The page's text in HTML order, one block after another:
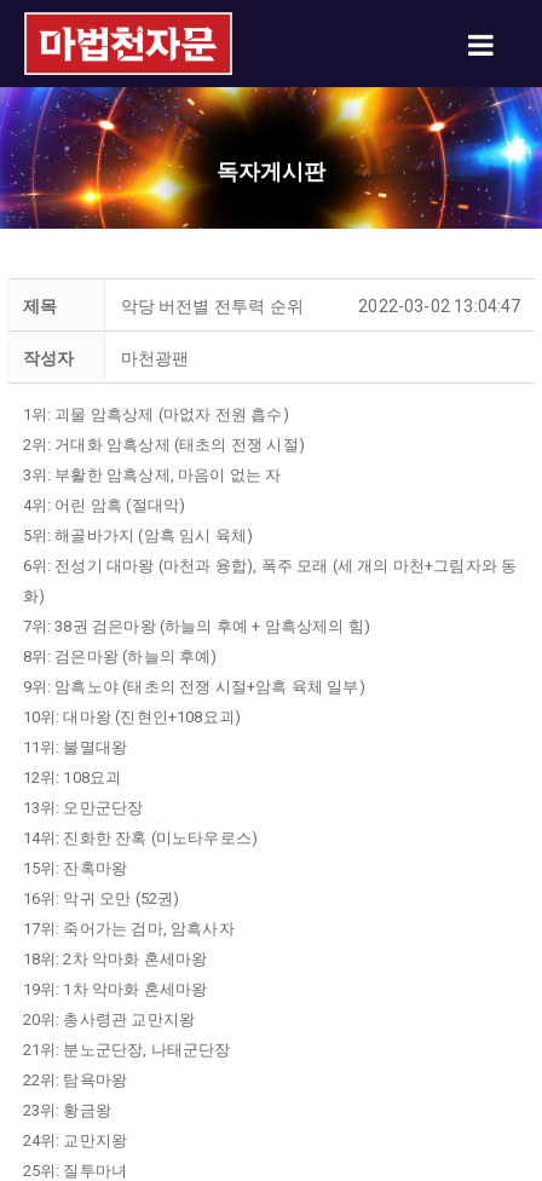
독자게시판
제목 악당 버전별 전투력 순위 2022-03-02 13:04:47
작성자 마천광팬
1위: 괴물 암흑상제 (마없자 전원 흡수)
2위: 거대화 암흑상제 (태초의 전쟁 시절)
3위: 부활한 암흑상제, 마음이 없는 자
4위: 어린 암흑 (절대악)
5위: 해골바가지 (암흑 임시 육체)
6위: 전성기 대마왕 (마천과 융합), 폭주 모래 (세 개의 마천+그림자와 동
화)
7위: 38권 검은마왕 (하늘의 후예 + 암흑상제의 힘)
8위: 검은마왕 (하늘의 후예)
9위: 암흑노야 (태초의 전쟁 시절+암흑 육체 일부)
10위: 대마왕 (진현인+108요괴)
11위: 불멸대왕
12위: 108요괴
13위: 오만군단장
14위: 진화한 잔혹 (미노타우로스)
15위: 잔혹마왕
16위: 악귀 오만 (52권)
17위: 죽어가는 검마, 암흑사자
18위: 2차 악마화 혼세마왕
19위: 1차 악마화 혼세마왕
20위: 총사령관 교만지왕
21위: 분노군단장, 나태군단장
22위: 탐욕마왕
23위: 황금왕
24위: 교만지왕
25위: 질투마녀